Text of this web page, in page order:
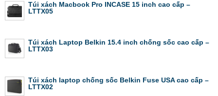
Túi xách Macbook Pro INCASE 15 inch cao cấp –
LTTX05
Túi xách Laptop Belkin 15.4 inch chống sốc cao cấp –
LTTX03
Túi xách laptop chống sốc Belkin Fuse USA cao cấp –
LTTX02